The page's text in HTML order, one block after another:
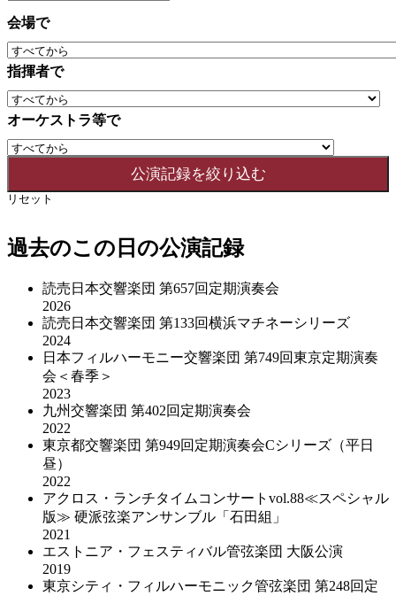
会場で
指揮者で
オーケストラ等で
リセット
過去のこの日の公演記録
読売日本交響楽団 第657回定期演奏会
2026
読売日本交響楽団 第133回横浜マチネーシリーズ
2024
日本フィルハーモニー交響楽団 第749回東京定期演奏
会＜春季＞
2023
九州交響楽団 第402回定期演奏会
2022
東京都交響楽団 第949回定期演奏会Cシリーズ（平日
昼）
2022
アクロス・ランチタイムコンサートvol.88≪スペシャル
版≫ 硬派弦楽アンサンブル「石田組」
2021
エストニア・フェスティバル管弦楽団 大阪公演
2019
東京シティ・フィルハーモニック管弦楽団 第248回定